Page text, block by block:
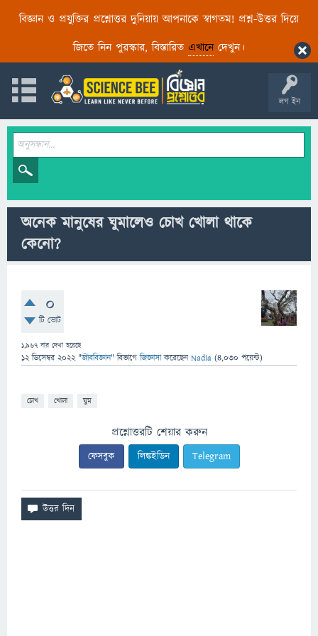
বিজ্ঞান ও প্রযুক্তির প্রশ্নোত্তর দুনিয়ায় আপনাকে স্বাগতম! প্রশ্ন-উত্তর দিয়ে
জিতে নিন পুরস্কার, বিস্তারিত এখানেদেখুন।
লগ ইন
অনেক মানুষের ঘুমালেও চোখ খোলা থাকে
কেনো?
0
টি ভোট
1,967 বার দেখা হয়েছে
12 ডিসেম্বর 2022 "জীববিজ্ঞান" বিভাগে জিজ্ঞাসাকরেছেনNadia (4,030 পয়েন্ট)
চোখ খোলা ঘুম
প্রশ্নোত্তরটি শেয়ার করুন
ফেসবুক লিঙ্কইডিন Telegram